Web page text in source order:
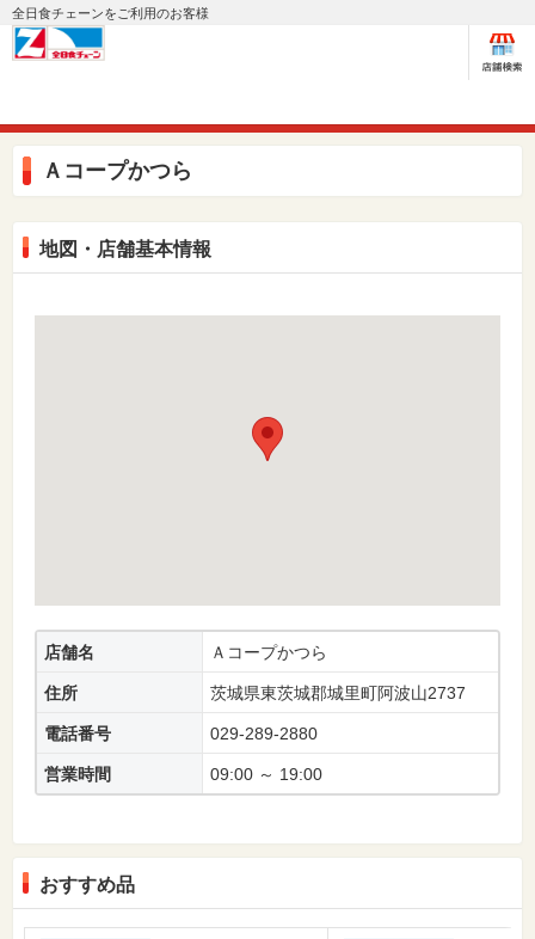
全日食チェーンをご利用のお客様
Ａコープかつら
地図・店舗基本情報
店舗名 Ａコープかつら
住所 茨城県東茨城郡城里町阿波山2737
電話番号 029-289-2880
営業時間 09:00 ～ 19:00
おすすめ品